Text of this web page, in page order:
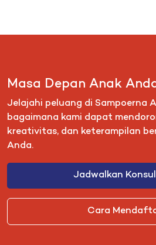
Masa Depan Anak
Jelajahi peluang di Sampoerna
bagaimana kami dapat
kreativitas, dan keterampilan
Anda.
Jadwalkan
Cara